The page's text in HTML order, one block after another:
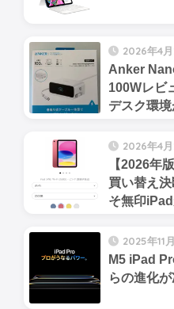
2026年4
Anker
100Wレビ
デスク環
2026年4
【2026年
買い替え
そ無印
2025年11
M5 iPad
らの進化